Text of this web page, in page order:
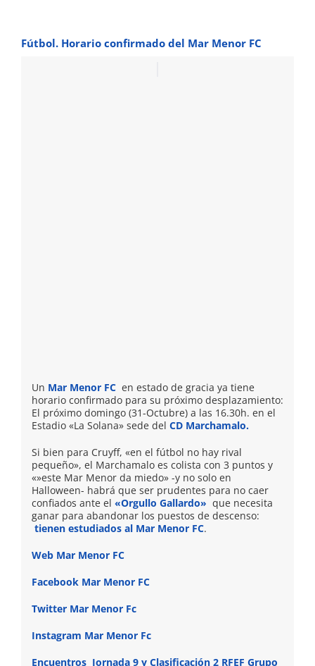
Fútbol. Horario confirmado del Mar Menor FC
Un Mar Menor FC en estado de gracia ya tiene
horario confirmado para su próximo desplazamiento:
El próximo domingo (31-Octubre) a las 16.30h. en el
Estadio «La Solana» sede del CD Marchamalo.
Si bien para Cruyff, «en el fútbol no hay rival
pequeño», el Marchamalo es colista con 3 puntos y
«»este Mar Menor da miedo» -y no solo en
Halloween- habrá que ser prudentes para no caer
confiados ante el «Orgullo Gallardo» que necesita
ganar para abandonar los puestos de descenso:
tienen estudiados al Mar Menor FC.
Web Mar Menor FC
Facebook Mar Menor FC
Twitter Mar Menor Fc
Instagram Mar Menor Fc
Encuentros Jornada 9 y Clasificación 2 RFEF Grupo